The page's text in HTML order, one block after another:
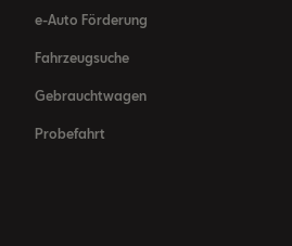
e-Auto Förderung
Fahrzeugsuche
Gebrauchtwagen
Probefahrt